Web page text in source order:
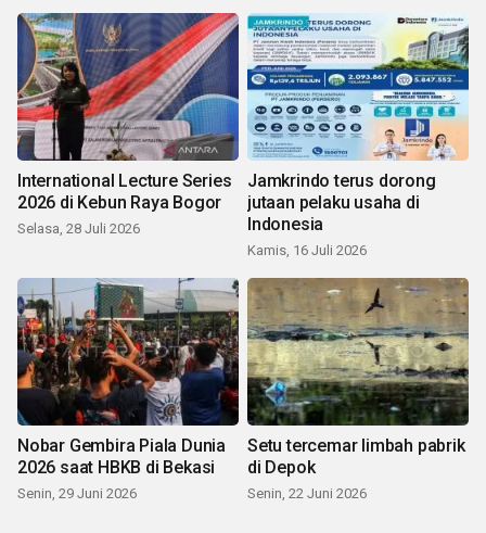
International Lecture Series
2026 di Kebun Raya Bogor
Selasa, 28 Juli 2026
Jamkrindo terus dorong
jutaan pelaku usaha di
Indonesia
Kamis, 16 Juli 2026
Nobar Gembira Piala Dunia
2026 saat HBKB di Bekasi
Senin, 29 Juni 2026
Setu tercemar limbah pabrik
di Depok
Senin, 22 Juni 2026